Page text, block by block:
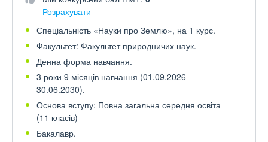
Розрахувати
Спеціальність «Науки про Землю», на 1 курс.
Факультет: Факультет природничих наук.
Денна форма навчання.
3 роки 9 місяців навчання (01.09.2026 —
30.06.2030).
Основа вступу: Повна загальна середня освіта
(11 класів)
Бакалавр.